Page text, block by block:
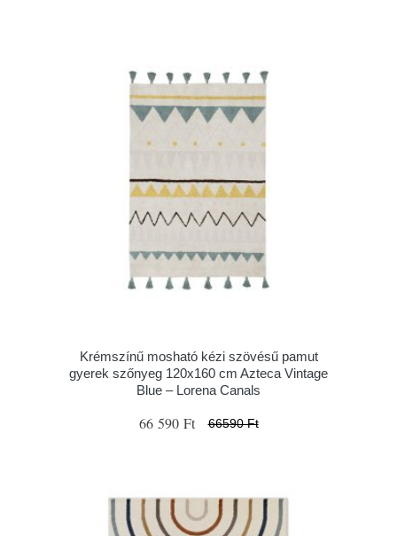
Krémszínű mosható kézi szövésű pamut
gyerek szőnyeg 120x160 cm Azteca Vintage
Blue – Lorena Canals
66 590 Ft 66590 Ft